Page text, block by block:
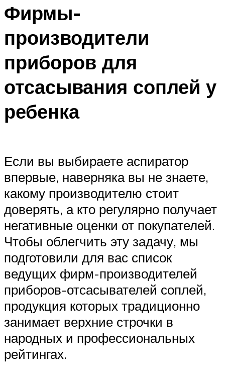
Фирмы-
производители
приборов для
отсасывания соплей у
ребенка
Если вы выбираете аспиратор
впервые, наверняка вы не знаете,
какому производителю стоит
доверять, а кто регулярно получает
негативные оценки от покупателей.
Чтобы облегчить эту задачу, мы
подготовили для вас список
ведущих фирм-производителей
приборов-отсасывателей соплей,
продукция которых традиционно
занимает верхние строчки в
народных и профессиональных
рейтингах.